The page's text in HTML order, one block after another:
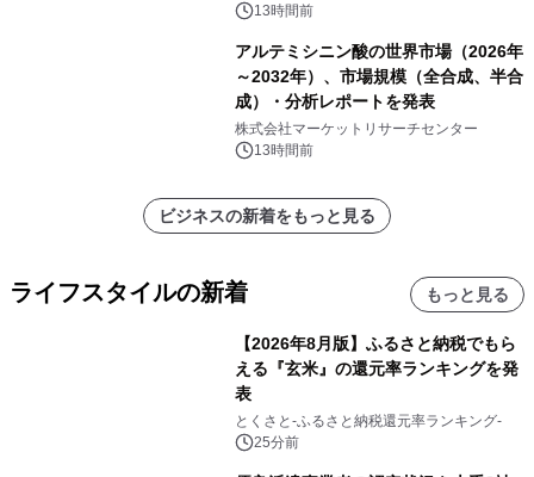
他）・分析レポートを発表
13時間前
アルテミシニン酸の世界市場（2026年
～2032年）、市場規模（全合成、半合
成）・分析レポートを発表
株式会社マーケットリサーチセンター
13時間前
ビジネスの新着をもっと見る
ライフスタイルの新着 もっと見る
【2026年8月版】ふるさと納税でもら
える『玄米』の還元率ランキングを発
表
とくさと-ふるさと納税還元率ランキング-
25分前